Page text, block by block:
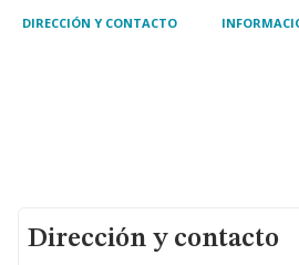
DIRECCIÓN Y CONTACTO
Dirección y contacto